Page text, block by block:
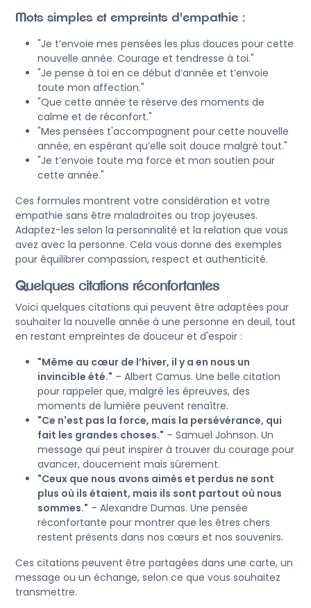
Mots simples et empreints d'empathie :
"Je t’envoie mes pensées les plus douces pour cette
nouvelle année. Courage et tendresse à toi."
"Je pense à toi en ce début d’année et t’envoie
toute mon affection."
"Que cette année te réserve des moments de
calme et de réconfort."
"Mes pensées t'accompagnent pour cette nouvelle
année, en espérant qu’elle soit douce malgré tout."
"Je t’envoie toute ma force et mon soutien pour
cette année."
Ces formules montrent votre considération et votre
empathie sans être maladroites ou trop joyeuses.
Adaptez-les selon la personnalité et la relation que vous
avez avec la personne. Cela vous donne des exemples
pour équilibrer compassion, respect et authenticité.
Quelques citations réconfortantes
Voici quelques citations qui peuvent être adaptées pour
souhaiter la nouvelle année à une personne en deuil, tout
en restant empreintes de douceur et d'espoir :
"Même au cœur de l’hiver, il y a en nous un
invincible été." – Albert Camus. Une belle citation
pour rappeler que, malgré les épreuves, des
moments de lumière peuvent renaître.
"Ce n'est pas la force, mais la persévérance, qui
fait les grandes choses." – Samuel Johnson. Un
message qui peut inspirer à trouver du courage pour
avancer, doucement mais sûrement.
"Ceux que nous avons aimés et perdus ne sont
plus où ils étaient, mais ils sont partout où nous
sommes." – Alexandre Dumas. Une pensée
réconfortante pour montrer que les êtres chers
restent présents dans nos cœurs et nos souvenirs.
Ces citations peuvent être partagées dans une carte, un
message ou un échange, selon ce que vous souhaitez
transmettre.